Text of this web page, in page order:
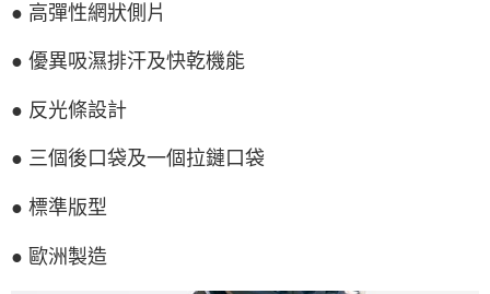
● 高彈性網狀側片
● 優異吸濕排汗及快乾機能
● 反光條設計
● 三個後口袋及一個拉鏈口袋
● 標準版型
● 歐洲製造